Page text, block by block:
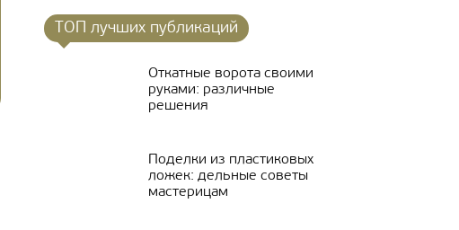
ТОП лучших публикаций
Откатные ворота своими
руками: различные
решения
Поделки из пластиковых
ложек: дельные советы
мастерицам